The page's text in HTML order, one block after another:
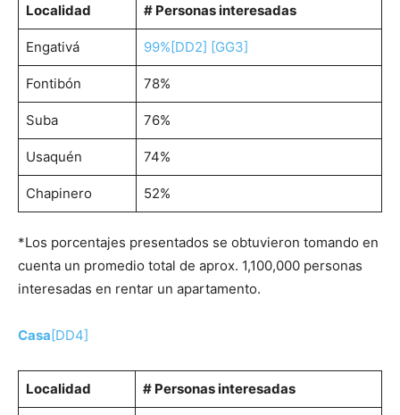
Localidad # Personas interesadas
Engativá 99%[DD2] [GG3]
Fontibón 78%
Suba 76%
Usaquén 74%
Chapinero 52%
*Los porcentajes presentados se obtuvieron tomando en
cuenta un promedio total de aprox. 1,100,000 personas
interesadas en rentar un apartamento.
Casa[DD4]
Localidad # Personas interesadas